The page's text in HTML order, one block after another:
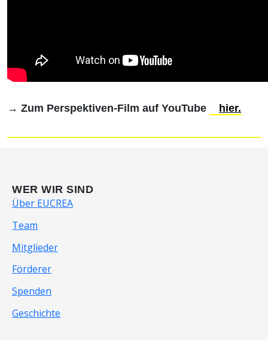
→ Zum Perspektiven-Film auf YouTube hier.
WER WIR SIND
Über EUCREA
Team
Mitglieder
Förderer
Spenden
Geschichte